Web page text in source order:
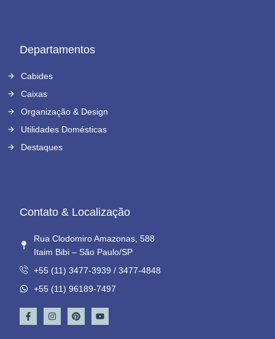
Departamentos
Cabides
Caixas
Organização & Design
Utilidades Domésticas
Destaques
Contato & Localização
Rua Clodomiro Amazonas, 588
Itaim Bibi – São Paulo/SP
+55 (11) 3477-3939 / 3477-4848
+55 (11) 96189-7497